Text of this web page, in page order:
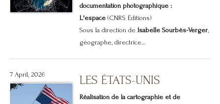
documentation photographique :
L'espace(CNRS Éditions)
Sous la direction de Isabelle Sourbès-Verger,
géographe, directrice...
7 April, 2026 LES ÉTATS-UNIS
Réalisation de la cartographie et de